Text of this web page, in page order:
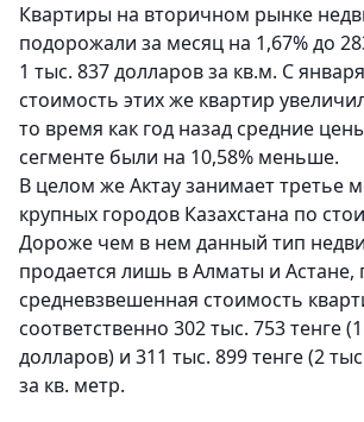
Квартиры на вторичном рынке
подорожали за месяц на 1,67% до
1 тыс. 837 долларов за кв.м. С
стоимость этих же квартир
то время как год назад средние
сегменте были на 10,58% меньше.
В целом же Актау занимает третье
крупных городов Казахстана по
Дороже чем в нем данный тип
продается лишь в Алматы и Астане,
средневзвешенная стоимость
соответственно 302 тыс. 753 тенге
долларов) и 311 тыс. 899 тенге (2
за кв. метр.